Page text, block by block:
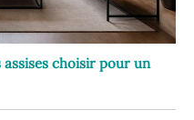
assises choisir pour un